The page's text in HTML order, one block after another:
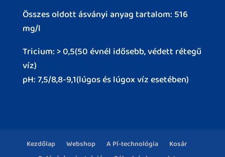
Összes oldott ásványi anyag tartalom: 516
mg/l
Tricium: > 0,5(50 évnél idősebb, védett rétegű
víz)
pH: 7,5/8,8-9,1(lúgos és lúgox víz esetében)
Kezdőlap Webshop A Pí-technológia
Kosár